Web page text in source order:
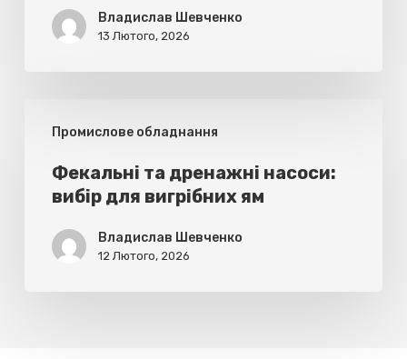
(ПТЕ)
Владислав Шевченко
13 Лютого, 2026
Промислове обладнання
дренажні
насоси:
вибір
Фекальні та дренажні насоси:
вибір для вигрібних ям
Владислав Шевченко
12 Лютого, 2026